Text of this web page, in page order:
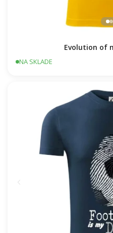
Evolution of
NA SKLADE